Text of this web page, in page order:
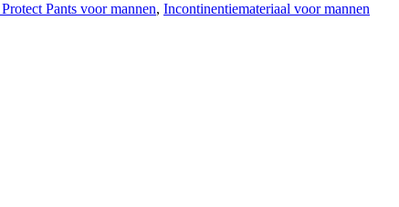
Pants voor mannen, Incontinentiemateriaal voor mannen